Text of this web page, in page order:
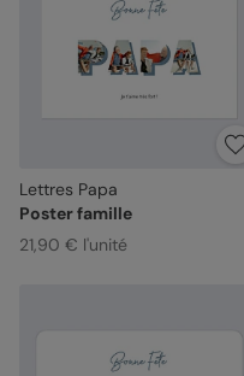
Lettres Papa
Poster famille
21,90 € l'unité